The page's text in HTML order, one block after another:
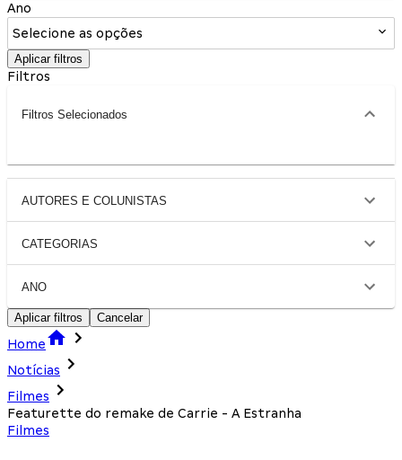
Ano
Selecione as opções
Aplicar filtros
Filtros
Filtros Selecionados
AUTORES E COLUNISTAS
CATEGORIAS
ANO
Aplicar filtros Cancelar
Home
Notícias
Filmes
Featurette do remake de Carrie - A Estranha
Filmes